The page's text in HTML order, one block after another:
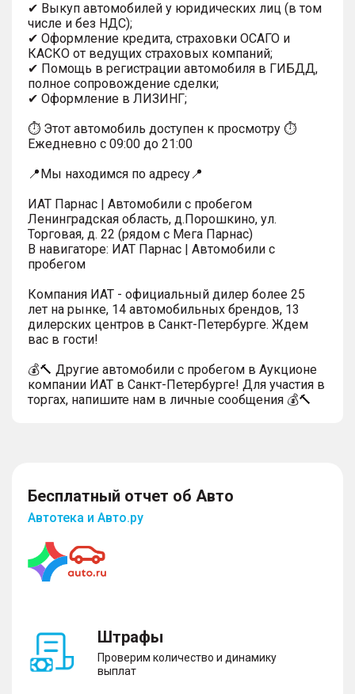
✔ Выкуп автомобилей у юридических лиц (в том
числе и без НДС);
✔ Оформление кредита, страховки ОСАГО и
КАСКО от ведущих страховых компаний;
✔ Помощь в регистрации автомобиля в ГИБДД,
полное сопровождение сделки;
✔ Оформление в ЛИЗИНГ;
⏱ Этот автомобиль доступен к просмотру ⏱
Ежедневно с 09:00 до 21:00
📍Мы находимся по адресу📍
ИАТ Парнас | Автомобили с пробегом
Ленинградская область, д.Порошкино, ул.
Торговая, д. 22 (рядом с Мега Парнас)
В навигаторе: ИАТ Парнас | Автомобили с
пробегом
Компания ИАТ - официальный дилер более 25
лет на рынке, 14 автомобильных брендов, 13
дилерских центров в Санкт-Петербурге. Ждем
вас в гости!
💰🔨 Другие автомобили с пробегом в Аукционе
компании ИАТ в Санкт-Петербурге! Для участия в
торгах, напишите нам в личные сообщения 💰🔨
Бесплатный отчет об Авто
Автотека и Авто.ру
Штрафы
Проверим количество и динамику
выплат